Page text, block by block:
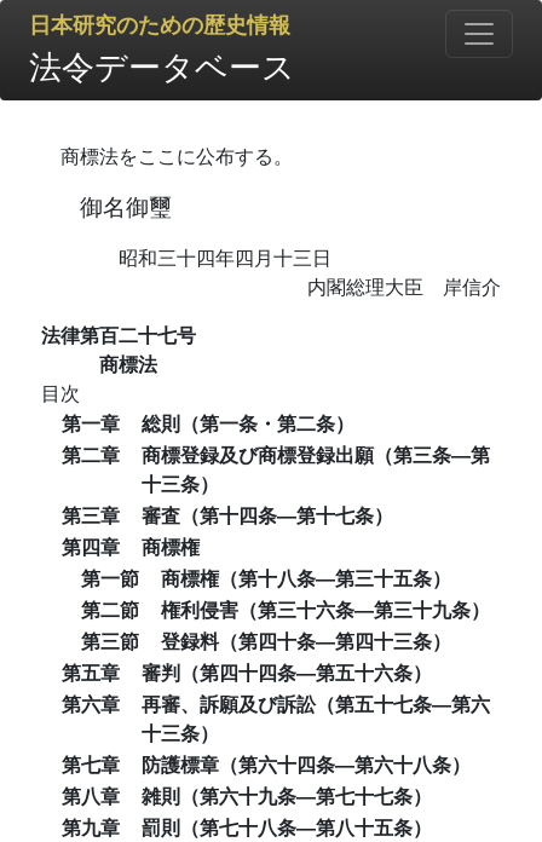
日本研究のための歴史情報
法令データベース
商標法をここに公布する。
御名御璽
昭和三十四年四月十三日
内閣総理大臣 岸信介
法律第百二十七号
商標法
目次
第一章
総則（第一条・第二条）
第二章
商標登録及び商標登録出願（第三条―第
十三条）
第三章
審査（第十四条―第十七条）
第四章
商標権
第一節
商標権（第十八条―第三十五条）
第二節
権利侵害（第三十六条―第三十九条）
第三節
登録料（第四十条―第四十三条）
第五章
審判（第四十四条―第五十六条）
第六章
再審、訴願及び訴訟（第五十七条―第六
十三条）
第七章
防護標章（第六十四条―第六十八条）
第八章
雑則（第六十九条―第七十七条）
第九章
罰則（第七十八条―第八十五条）